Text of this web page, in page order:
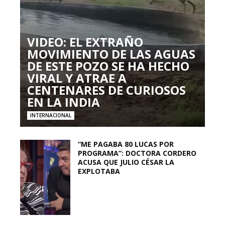
VIDEO: EL EXTRAÑO
MOVIMIENTO DE LAS AGUAS
DE ESTE POZO SE HA HECHO
VIRAL Y ATRAE A
CENTENARES DE CURIOSOS
EN LA INDIA
INTERNACIONAL
“ME PAGABA 80 LUCAS POR
PROGRAMA”: DOCTORA CORDERO
ACUSA QUE JULIO CÉSAR LA
EXPLOTABA